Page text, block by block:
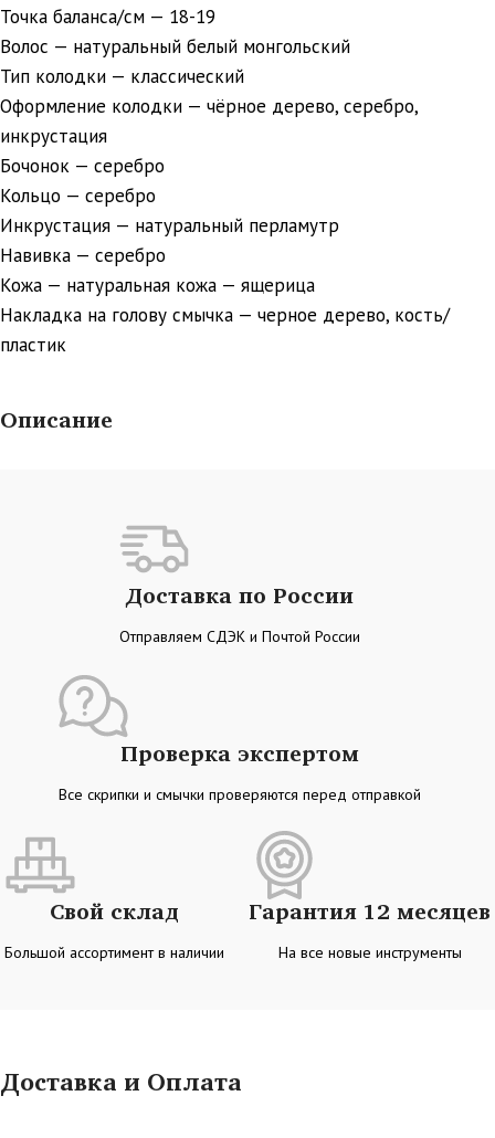
Точка баланса/см — 18-19
Волос — натуральный белый монгольский
Тип колодки — классический
Оформление колодки — чёрное дерево, серебро,
инкрустация
Бочонок — серебро
Кольцо — серебро
Инкрустация — натуральный перламутр
Навивка — серебро
Кожа — натуральная кожа — ящерица
Накладка на голову смычка — черное дерево, кость/
пластик
Описание
Доставка по России
Отправляем СДЭК и Почтой России
Проверка экспертом
Все скрипки и смычки проверяются перед отправкой
Свой склад
Большой ассортимент в наличии
Гарантия 12 месяцев
На все новые инструменты
Доставка и Оплата